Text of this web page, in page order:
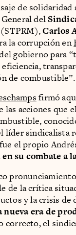
de
del
Carlos
la corrupción en
gobierno para
de combustible”.
firmó
las acciones que
líder sindicalista
el propio
su combate a
de la crítica
y la crisis de
nueva era de
correcto, el